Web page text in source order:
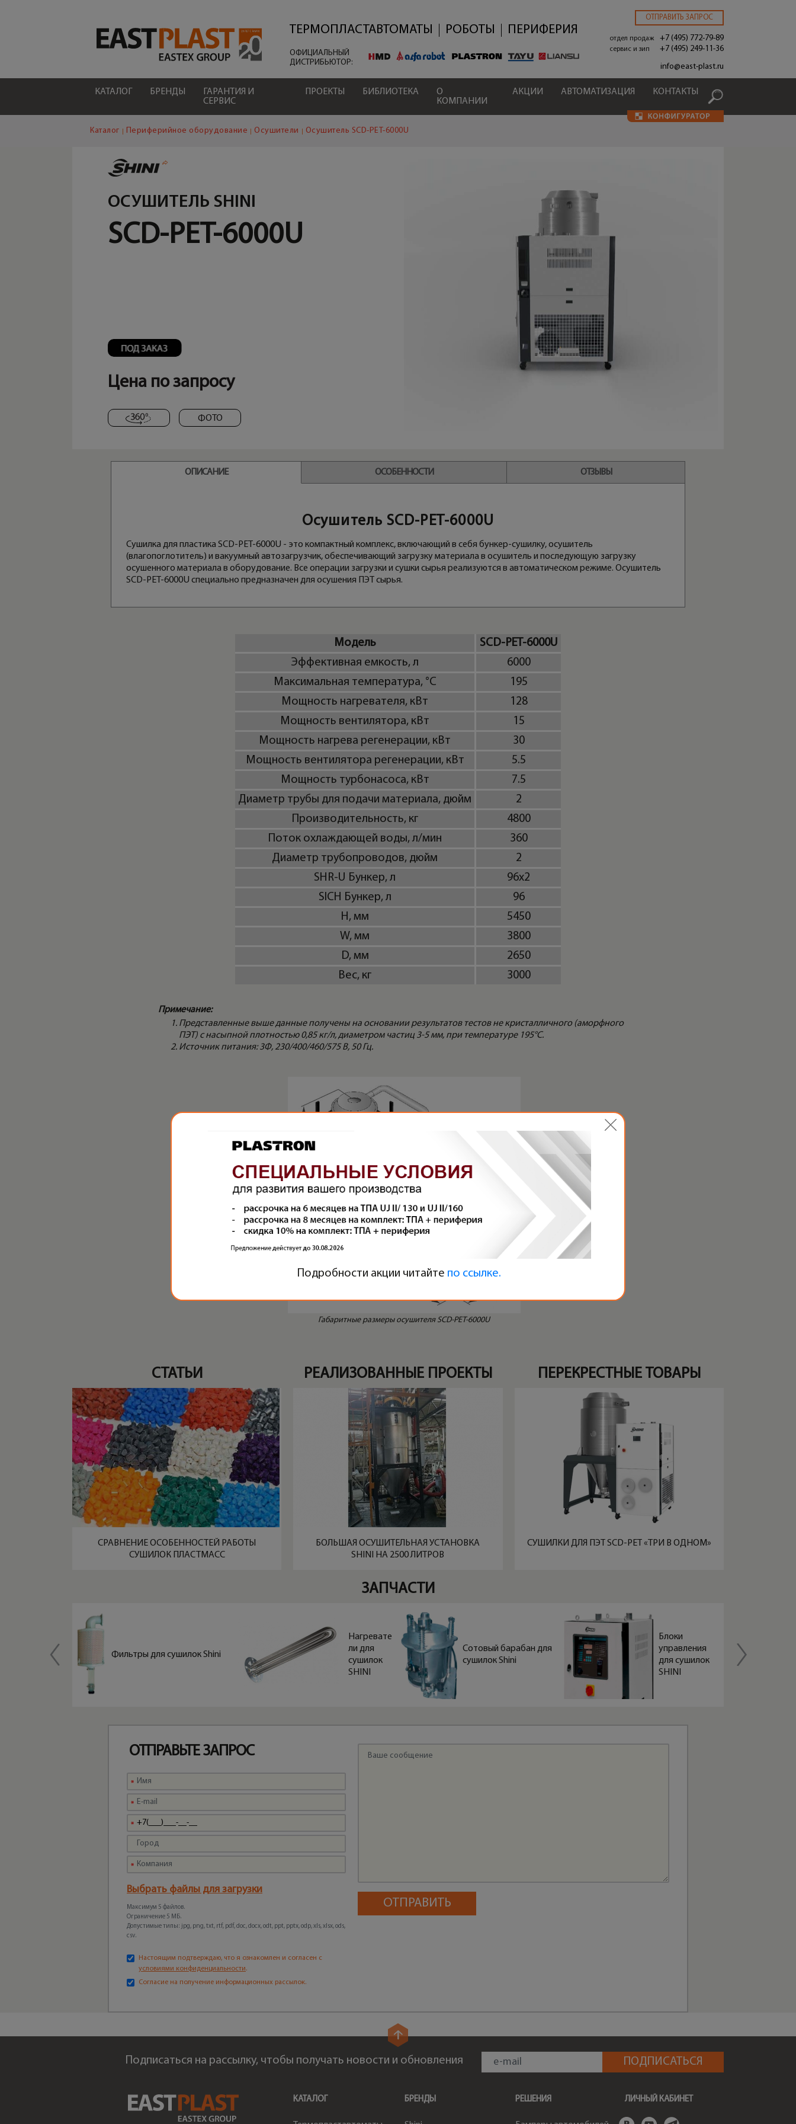
содержанию
ТЕРМОПЛАСТАВТОМАТЫ РОБОТЫ ПЕРИФЕРИЯ
ОФИЦИАЛЬНЫЙ
ДИСТРИБЬЮТОР:
ОТПРАВИТЬ ЗАПРОС
отдел продаж +7 (495) 772-79-89
сервис и зип
+7 (495) 249-11-36
info@east-plast.ru
КАТАЛОГ БРЕНДЫ
ГАРАНТИЯ И
СЕРВИС
ПРОЕКТЫ БИБЛИОТЕКА
О
КОМПАНИИ
АКЦИИ АВТОМАТИЗАЦИЯ КОНТАКТЫ
Каталог Периферийное оборудование Осушители Осушитель SCD-PET-6000U
ОСУШИТЕЛЬ SHINI
SCD-PET-6000U
Цена по запросу
ФОТО
ОПИСАНИЕ ОСОБЕННОСТИ ОТЗЫВЫ
Осушитель SCD-PET-6000U
Сушилка для пластика SCD-PET-6000U - это компактный комплекс, включающий в себя бункер-сушилку, осушитель
(влагопоглотитель) и вакуумный автозагрузчик, обеспечивающий загрузку материала в осушитель и последующую загрузку
осушенного материала в оборудование. Все операции загрузки и сушки сырья реализуются в автоматическом режиме. Осушитель
SCD-PET-6000U специально предназначен для осушения ПЭТ сырья.
Модель
SCD-PET-6000U
Эффективная емкость, л
6000
Максимальная температура, °C
195
Мощность нагревателя, кВт
128
Мощность вентилятора, кВт
15
Мощность нагрева регенерации, кВт
30
Мощность вентилятора регенерации, кВт
5.5
Мощность турбонасоса, кВт
7.5
Диаметр трубы для подачи материала, дюйм
2
Производительность, кг
4800
Поток охлаждающей воды, л/мин
360
Диаметр трубопроводов, дюйм
2
SHR-U Бункер, л
96x2
SICH Бункер, л
96
H, мм
5450
W, мм
3800
D, мм
2650
Вес, кг
3000
Примечание:
Представленные выше данные получены на основании результатов тестов не кристалличного (аморфного
ПЭТ) с насыпной плотностью 0,85 кг/л, диаметром частиц 3-5 мм, при температуре 195°С.
Источник питания: 3Ф, 230/400/460/575 В, 50 Гц.
Габаритные размеры осушителя SCD-PET-6000U
СТАТЬИ
СРАВНЕНИЕ ОСОБЕННОСТЕЙ РАБОТЫ
СУШИЛОК ПЛАСТМАСС
РЕАЛИЗОВАННЫЕ ПРОЕКТЫ
БОЛЬШАЯ ОСУШИТЕЛЬНАЯ УСТАНОВКА
SHINI НА 2500 ЛИТРОВ
ПЕРЕКРЕСТНЫЕ ТОВАРЫ
СУШИЛКИ ДЛЯ ПЭТ SCD-PET «ТРИ В ОДНОМ»
ЗАПЧАСТИ
ры RB для
сушилок
Фильтры для сушилок Shini
Нагревате
ли для
сушилок
SHINI
Сотовый барабан для
сушилок Shini
Блоки
управления
для сушилок
SHINI
ОТПРАВЬТЕ ЗАПРОС
Выбрать файлы для загрузки
Максимум 5 файлов.
Ограничение 5 МБ.
Допустимые типы: jpg, png, txt, rtf, pdf, doc, docx, odt, ppt, pptx, odp, xls, xlsx, ods,
csv.
Настоящим подтверждаю, что я ознакомлен и согласен с
условиями конфиденциальности.
Согласие на получение информационных рассылок.
Подписаться на рассылку, чтобы получать новости и обновления
КАТАЛОГ БРЕНДЫ РЕШЕНИЯ ЛИЧНЫЙ КАБИНЕТ
Подробности акции читайте по ссылке.